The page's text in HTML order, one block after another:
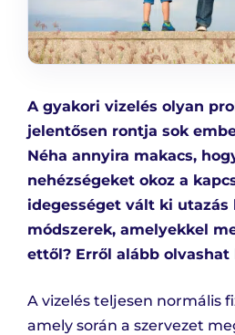
A gyakori vizelés olyan
jelentősen rontja sok
Néha annyira makacs,
nehézségeket okoz a
idegességet vált ki utazás
módszerek, amelyekkel
ettől? Erről alább olvashat
A vizelés teljesen normális
amely során a szervezet